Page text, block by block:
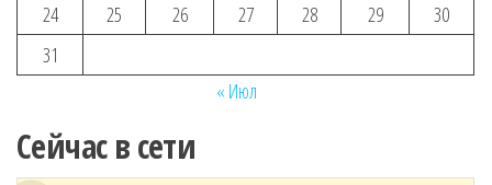
24
25 26 27 28 29
30
31
« Июл
Сейчас в сети